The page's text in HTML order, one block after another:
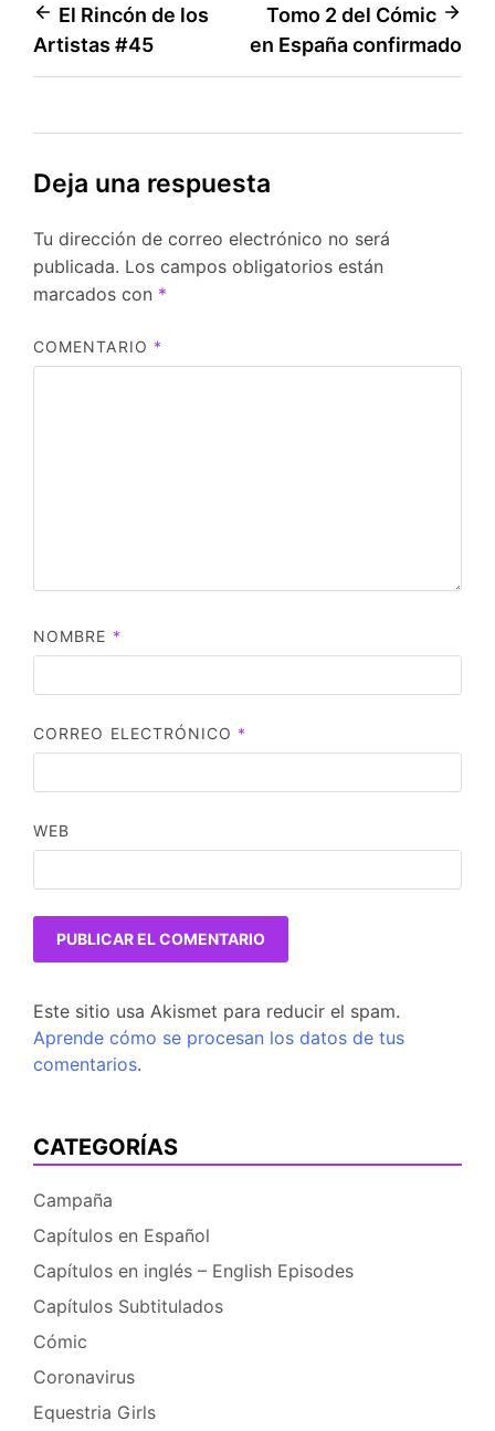
Navegación
de
El Rincón de los
Artistas #45
Tomo 2 del Cómic
en España confirmado
Deja una respuesta
Tu dirección de correo electrónico no será
publicada. Los campos obligatorios están
marcados con *
COMENTARIO *
NOMBRE *
CORREO ELECTRÓNICO *
WEB
Este sitio usa Akismet para reducir el spam.
Aprende cómo se procesan los datos de tus
comentarios.
CATEGORÍAS
Campaña
Capítulos en Español
Capítulos en inglés – English Episodes
Capítulos Subtitulados
Cómic
Coronavirus
Equestria Girls